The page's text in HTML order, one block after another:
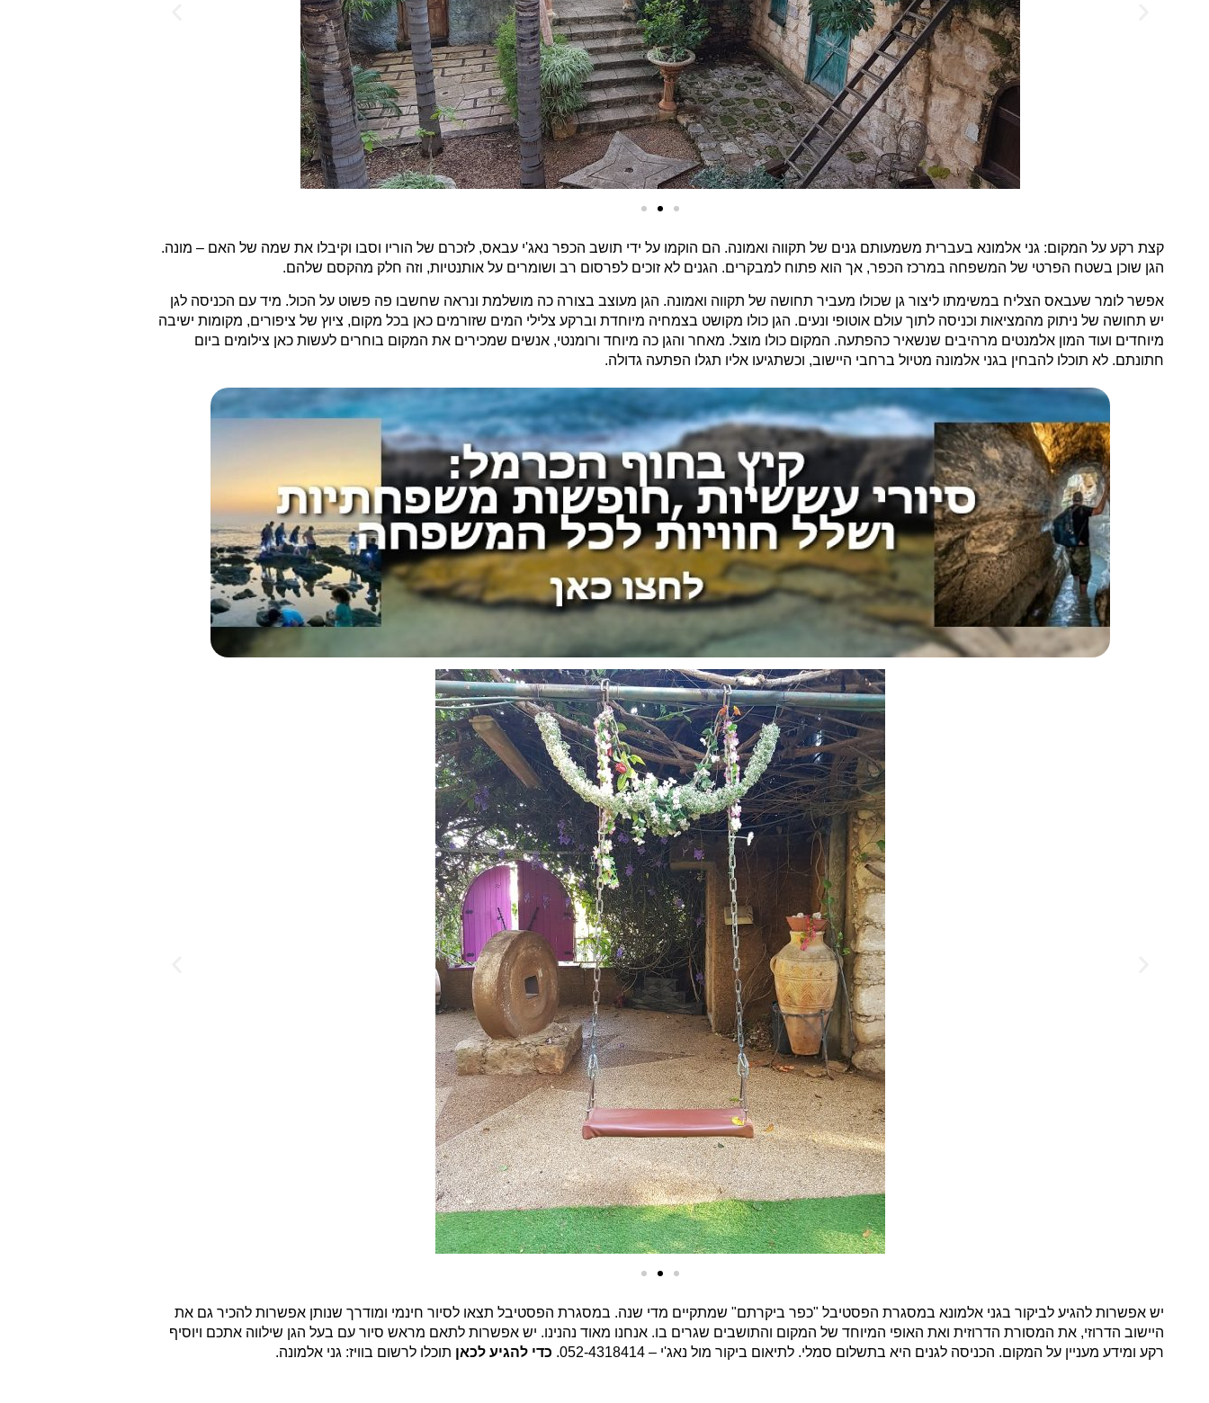
קצת רקע על המקום: גני אלמונא בעברית משמעותם גנים של תקווה ואמונה. הם הוקמו על ידי תושב הכפר נאג'י עבאס, לזכרם של הוריו וסבו וקיבלו את שמה של האם – מונה.
הגן שוכן בשטח הפרטי של המשפחה במרכז הכפר, אך הוא פתוח למבקרים. הגנים לא זוכים לפרסום רב ושומרים על אותנטיות, וזה חלק מהקסם שלהם.
אפשר לומר שעבאס הצליח במשימתו ליצור גן שכולו מעביר תחושה של תקווה ואמונה. הגן מעוצב בצורה כה מושלמת ונראה שחשבו פה פשוט על הכול. מיד עם הכניסה לגן
יש תחושה של ניתוק מהמציאות וכניסה לתוך עולם אוטופי ונעים. הגן כולו מקושט בצמחיה מיוחדת וברקע צלילי המים שזורמים כאן בכל מקום, ציוץ של ציפורים, מקומות ישיבה
מיוחדים ועוד המון אלמנטים מרהיבים שנשאיר כהפתעה. המקום כולו מוצל. מאחר והגן כה מיוחד ורומנטי, אנשים שמכירים את המקום בוחרים לעשות כאן צילומים ביום
חתונתם. לא תוכלו להבחין בגני אלמונה מטיול ברחבי היישוב, וכשתגיעו אליו תגלו הפתעה גדולה.
יש אפשרות להגיע לביקור בגני אלמונא במסגרת הפסטיבל "כפר ביקרתם" שמתקיים מדי שנה. במסגרת הפסטיבל תצאו לסיור חינמי ומודרך שנותן אפשרות להכיר גם את
היישוב הדרוזי, את המסורת הדרוזית ואת האופי המיוחד של המקום והתושבים שגרים בו. אנחנו מאוד נהנינו. יש אפשרות לתאם מראש סיור עם בעל הגן שילווה אתכם ויוסיף
רקע ומידע מעניין על המקום. הכניסה לגנים היא בתשלום סמלי. לתיאום ביקור מול נאג'י – 052-4318414.
כדי להגיע לכאן תוכלו לרשום בוויז: גני אלמונה.